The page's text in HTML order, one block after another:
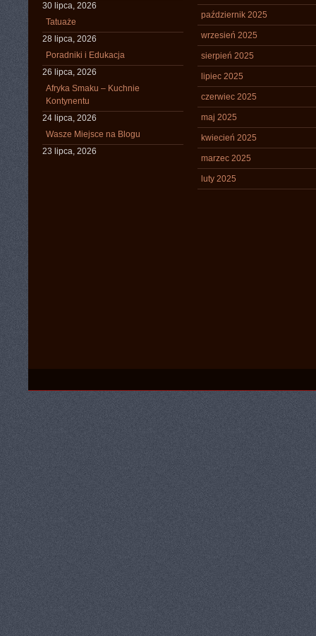
30 lipca, 2026
Tatuaże
28 lipca, 2026
Poradniki i Edukacja
26 lipca, 2026
Afryka Smaku – Kuchnie
Kontynentu
24 lipca, 2026
Wasze Miejsce na Blogu
23 lipca, 2026
październik 2025
wrzesień 2025
sierpień 2025
lipiec 2025
czerwiec 2025
maj 2025
kwiecień 2025
marzec 2025
luty 2025